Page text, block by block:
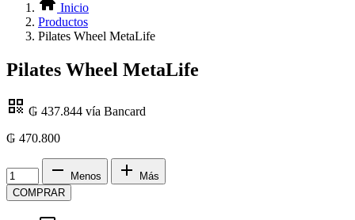
Inicio
Productos
Pilates Wheel MetaLife
Pilates Wheel MetaLife
₲ 437.844 vía Bancard
₲ 470.800
Menos
Más
COMPRAR